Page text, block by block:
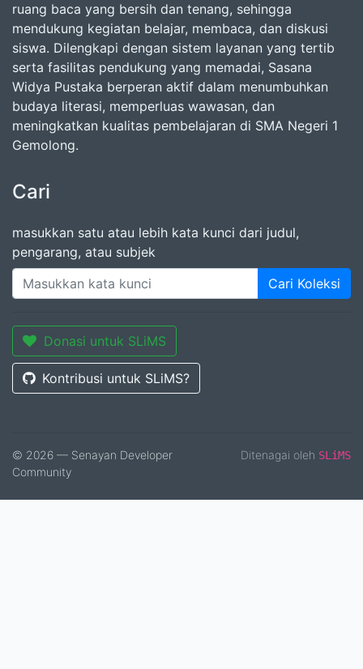
ruang baca yang bersih dan tenang, sehingga
mendukung kegiatan belajar, membaca, dan diskusi
siswa. Dilengkapi dengan sistem layanan yang tertib
serta fasilitas pendukung yang memadai, Sasana
Widya Pustaka berperan aktif dalam menumbuhkan
budaya literasi, memperluas wawasan, dan
meningkatkan kualitas pembelajaran di SMA Negeri 1
Gemolong.
Cari
masukkan satu atau lebih kata kunci dari judul,
pengarang, atau subjek
Cari Koleksi
Donasi untuk SLiMS
Kontribusi untuk SLiMS?
© 2026 — Senayan Developer
Community
Ditenagai oleh SLiMS